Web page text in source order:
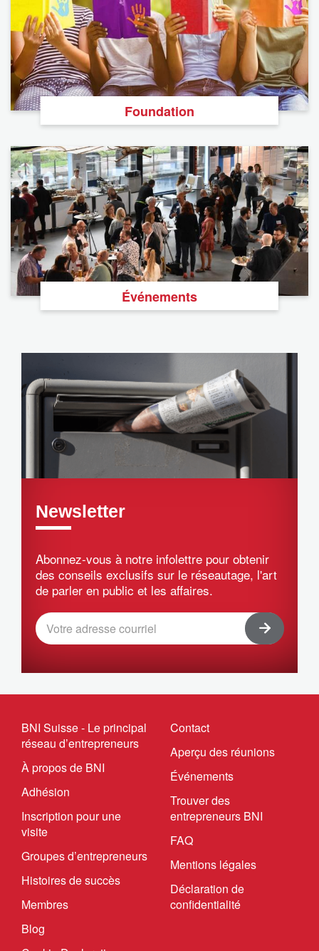
Foundation
Événements
Newsletter
Abonnez-vous à notre infolettre pour obtenir
des conseils exclusifs sur le réseautage, l'art
de parler en public et les affaires.
BNI Suisse - Le principal
réseau d’entrepreneurs
À propos de BNI
Adhésion
Inscription pour une
visite
Groupes d’entrepreneurs
Histoires de succès
Membres
Blog
Contact
Aperçu des réunions
Événements
Trouver des
entrepreneurs BNI
FAQ
Mentions légales
Déclaration de
confidentialité